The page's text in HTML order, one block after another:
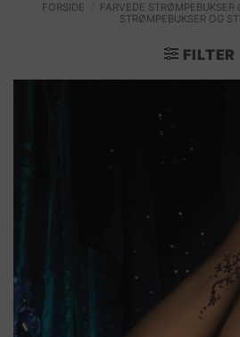
FORSIDE FARVEDE STRØMPEBUKSER
STRØMPEBUKSER OG
FILTER